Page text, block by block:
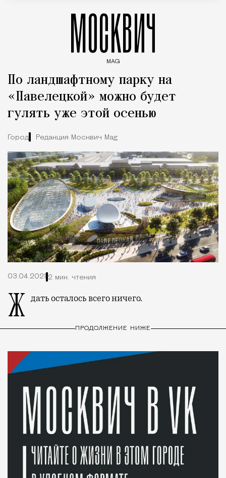
МОСКВИЧ
MAG
По ландшафтному парку на
«Павелецкой» можно будет
гулять уже этой осенью
Город Редакция Москвич Mag
03.04.2021 2 мин. чтения
Ждать осталось всего ничего.
ПРОДОЛЖЕНИЕ НИЖЕ